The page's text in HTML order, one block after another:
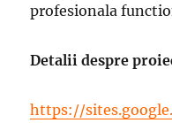
profesionala
Detalii despre
https://